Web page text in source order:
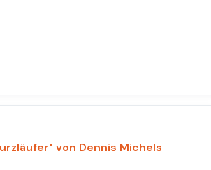
von Dennis Michels